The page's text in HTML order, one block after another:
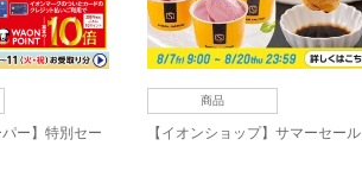
パー】特別セー
商品
【イオンショップ】サマーセール